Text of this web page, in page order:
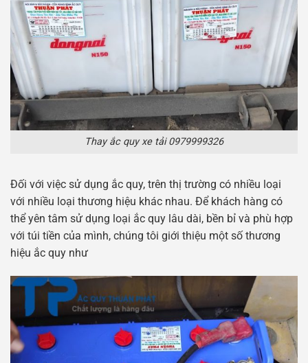
Thay ắc quy xe tải 0979999326
Đối với việc sử dụng ắc quy, trên thị trường có nhiều loại
với nhiều loại thương hiệu khác nhau. Để khách hàng có
thể yên tâm sử dụng loại ắc quy lâu dài, bền bỉ và phù hợp
với túi tiền của mình, chúng tôi giới thiệu một số thương
hiệu ắc quy như